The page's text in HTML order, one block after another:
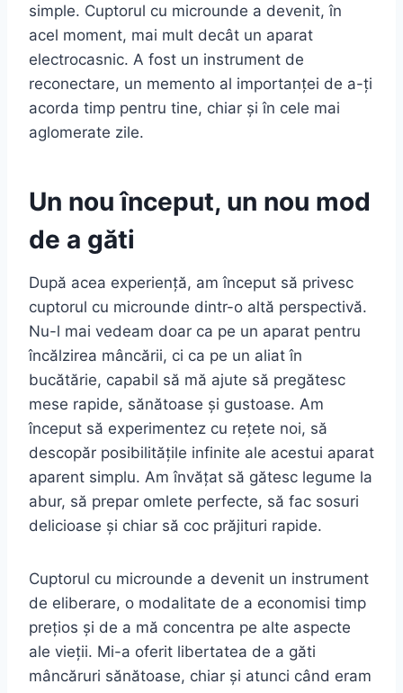
simple. Cuptorul cu microunde a devenit, în
acel moment, mai mult decât un aparat
electrocasnic. A fost un instrument de
reconectare, un memento al importanței de a-ți
acorda timp pentru tine, chiar și în cele mai
aglomerate zile.
Un nou început, un nou mod
de a găti
După acea experiență, am început să privesc
cuptorul cu microunde dintr-o altă perspectivă.
Nu-l mai vedeam doar ca pe un aparat pentru
încălzirea mâncării, ci ca pe un aliat în
bucătărie, capabil să mă ajute să pregătesc
mese rapide, sănătoase și gustoase. Am
început să experimentez cu rețete noi, să
descopăr posibilitățile infinite ale acestui aparat
aparent simplu. Am învățat să gătesc legume la
abur, să prepar omlete perfecte, să fac sosuri
delicioase și chiar să coc prăjituri rapide.
Cuptorul cu microunde a devenit un instrument
de eliberare, o modalitate de a economisi timp
prețios și de a mă concentra pe alte aspecte
ale vieții. Mi-a oferit libertatea de a găti
mâncăruri sănătoase, chiar și atunci când eram